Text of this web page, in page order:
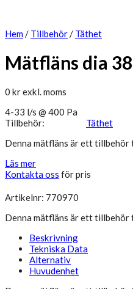
Hem/ Tillbehör/ Täthet
Mätfläns dia
0 krexkl. moms
4-33 l/s @ 400 Pa
Tillbehör:
Täthet
Denna mätfläns är ett
Läs mer
Kontakta oss för pris
Artikelnr: 770970
Denna mätfläns är ett
Beskrivning
Tekniska Data
Alternativ
Huvudenhet